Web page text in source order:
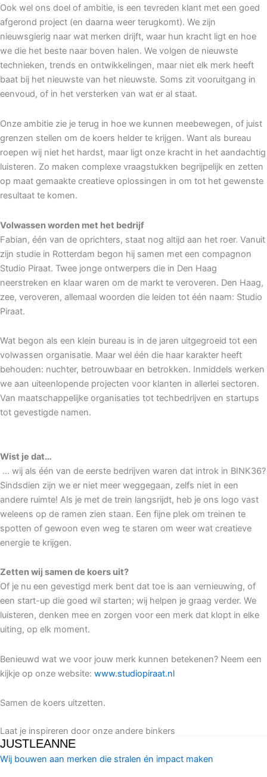
Ook wel ons doel of ambitie, is een tevreden klant met een goed
afgerond project (en daarna weer terugkomt). We zijn
nieuwsgierig naar wat merken drijft, waar hun kracht ligt en hoe
we die het beste naar boven halen. We volgen de nieuwste
technieken, trends en ontwikkelingen, maar niet elk merk heeft
baat bij het nieuwste van het nieuwste. Soms zit vooruitgang in
eenvoud, of in het versterken van wat er al staat.
Onze ambitie zie je terug in hoe we kunnen meebewegen, of juist
grenzen stellen om de koers helder te krijgen. Want als bureau
roepen wij niet het hardst, maar ligt onze kracht in het aandachtig
luisteren. Zo maken complexe vraagstukken begrijpelijk en zetten
op maat gemaakte creatieve oplossingen in om tot het gewenste
resultaat te komen.
Volwassen worden met het bedrijf
Fabian, één van de oprichters, staat nog altijd aan het roer. Vanuit
zijn studie in Rotterdam begon hij samen met een compagnon
Studio Piraat. Twee jonge ontwerpers die in Den Haag
neerstreken en klaar waren om de markt te veroveren. Den Haag,
zee, veroveren, allemaal woorden die leiden tot één naam: Studio
Piraat.
Wat begon als een klein bureau is in de jaren uitgegroeid tot een
volwassen organisatie. Maar wel één die haar karakter heeft
behouden: nuchter, betrouwbaar en betrokken. Inmiddels werken
we aan uiteenlopende projecten voor klanten in allerlei sectoren.
Van maatschappelijke organisaties tot techbedrijven en startups
tot gevestigde namen.
Wist je dat…
… wij als één van de eerste bedrijven waren dat introk in BINK36?
Sindsdien zijn we er niet meer weggegaan, zelfs niet in een
andere ruimte! Als je met de trein langsrijdt, heb je ons logo vast
weleens op de ramen zien staan. Een fijne plek om treinen te
spotten of gewoon even weg te staren om weer wat creatieve
energie te krijgen.
Zetten wij samen de koers uit?
Of je nu een gevestigd merk bent dat toe is aan vernieuwing, of
een start-up die goed wil starten; wij helpen je graag verder. We
luisteren, denken mee en zorgen voor een merk dat klopt in elke
uiting, op elk moment.
Benieuwd wat we voor jouw merk kunnen betekenen? Neem een
kijkje op onze website: www.studiopiraat.nl
Samen de koers uitzetten.
Laat je inspireren door onze andere binkers
JUSTLEANNE
Wij bouwen aan merken die stralen én impact maken